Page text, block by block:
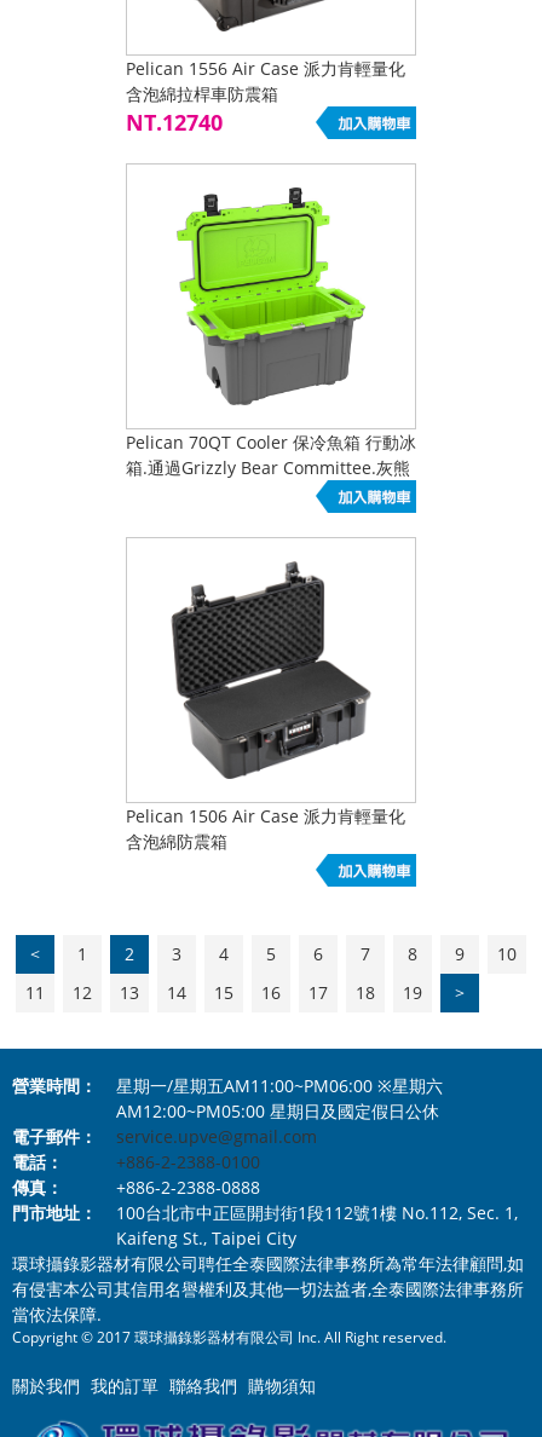
Pelican 1556 Air Case 派力肯輕量化
含泡綿拉桿車防震箱
NT.12740
Pelican 70QT Cooler 保冷魚箱 行動冰
箱.通過Grizzly Bear Committee.灰熊
Pelican 1506 Air Case 派力肯輕量化
含泡綿防震箱
< 1 2 3 4 5 6 7 8 9
10
11
12 13 14 15 16 17 18 19 >
營業時間：
星期一/星期五AM11:00~PM06:00 ※星期六
AM12:00~PM05:00 星期日及國定假日公休
電子郵件：
service.upve@gmail.com
電話：
+886-2-2388-0100
傳真：
+886-2-2388-0888
門市地址：
100台北市中正區開封街1段112號1樓 No.112, Sec. 1,
Kaifeng St., Taipei City
環球攝錄影器材有限公司聘任全泰國際法律事務所為常年法律顧問,如
有侵害本公司其信用名譽權利及其他一切法益者,全泰國際法律事務所
當依法保障.
Copyright © 2017 環球攝錄影器材有限公司 Inc. All Right reserved.
關於我們 我的訂單 聯絡我們 購物須知